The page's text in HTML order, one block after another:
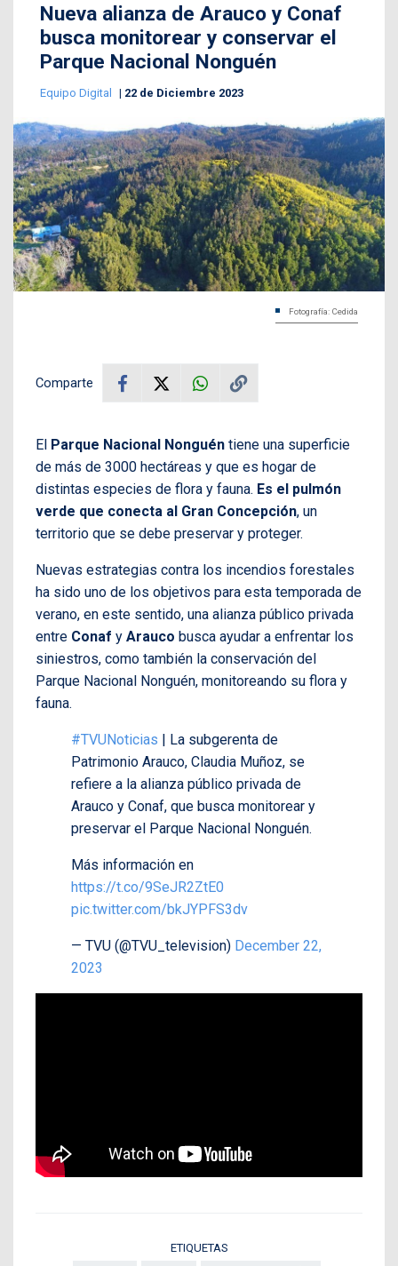
Nueva alianza de Arauco y Conaf
busca monitorear y conservar el
Parque Nacional Nonguén
Equipo Digital 22 de Diciembre 2023
Fotografía: Cedida
Comparte
El Parque Nacional Nonguén tiene una superficie
de más de 3000 hectáreas y que es hogar de
distintas especies de flora y fauna. Es el pulmón
verde que conecta al Gran Concepción, un
territorio que se debe preservar y proteger.
Nuevas estrategias contra los incendios forestales
ha sido uno de los objetivos para esta temporada de
verano, en este sentido, una alianza público privada
entre Conaf y Arauco busca ayudar a enfrentar los
siniestros, como también la conservación del
Parque Nacional Nonguén, monitoreando su flora y
fauna.
#TVUNoticias | La subgerenta de
Patrimonio Arauco, Claudia Muñoz, se
refiere a la alianza público privada de
Arauco y Conaf, que busca monitorear y
preservar el Parque Nacional Nonguén.
Más información en
https://t.co/9SeJR2ZtE0
pic.twitter.com/bkJYPFS3dv
— TVU (@TVU_television) December 22,
2023
ETIQUETAS